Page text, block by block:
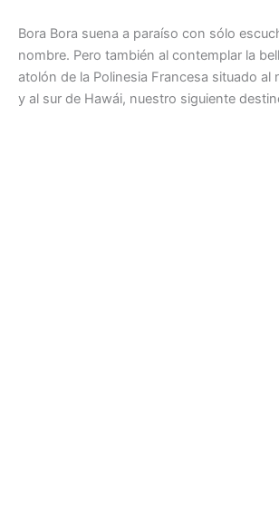
Bora Bora suena a paraíso con sólo
nombre. Pero también al contemplar la
atolón de la Polinesia Francesa situado al
y al sur de Hawái, nuestro siguiente